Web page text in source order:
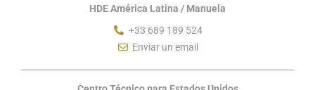
HDE América Latina / Manuela
+33 689 189 524
Enviar un email